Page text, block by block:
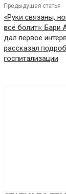
Предыдущая статья
«Руки связаны,
всё болит»: Бари
дал первое
рассказал
госпитализации